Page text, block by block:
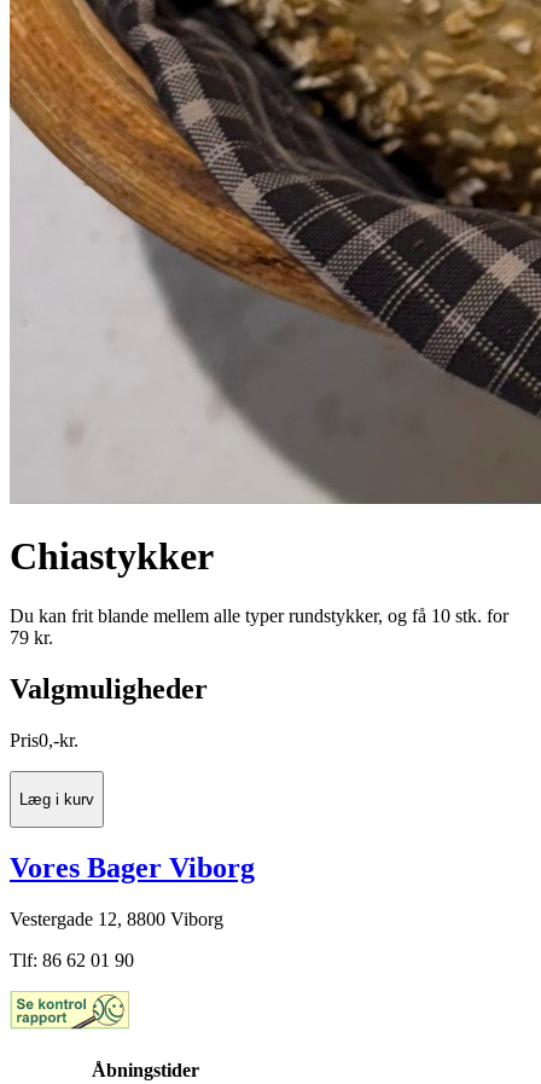
Chiastykker
Du kan frit blande mellem alle typer rundstykker, og få 10 stk. for
79 kr.
Valgmuligheder
Pris0,-kr.
Læg i kurv
Vores Bager Viborg
Vestergade 12, 8800 Viborg
Tlf: 86 62 01 90
Åbningstider